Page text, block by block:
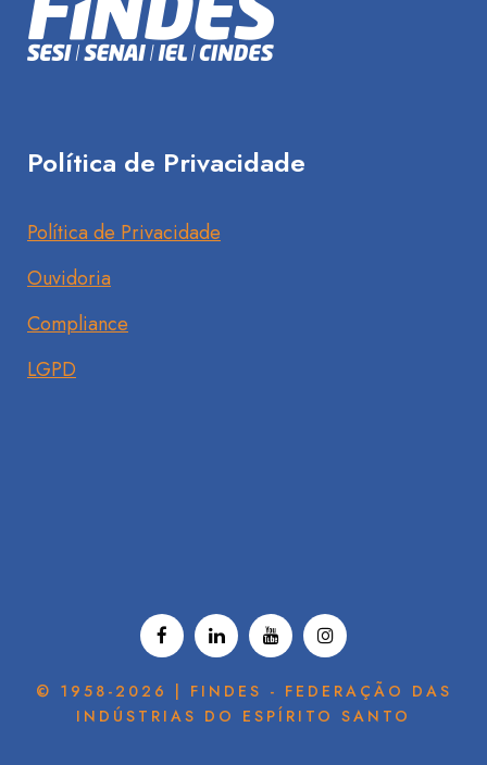
Política de Privacidade
Política de Privacidade
Ouvidoria
Compliance
LGPD
© 1958-2026 | FINDES - FEDERAÇÃO DAS
INDÚSTRIAS DO ESPÍRITO SANTO